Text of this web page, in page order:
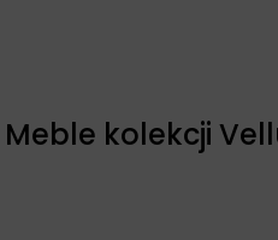
Meble kolekcji